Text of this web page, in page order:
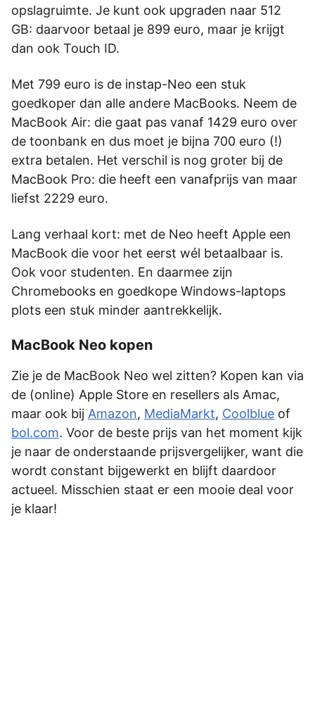
opslagruimte. Je kunt ook upgraden naar 512
GB: daarvoor betaal je 899 euro, maar je krijgt
dan ook Touch ID.
Met 799 euro is de instap-Neo een stuk
goedkoper dan alle andere MacBooks. Neem de
MacBook Air: die gaat pas vanaf 1429 euro over
de toonbank en dus moet je bijna 700 euro (!)
extra betalen. Het verschil is nog groter bij de
MacBook Pro: die heeft een vanafprijs van maar
liefst 2229 euro.
Lang verhaal kort: met de Neo heeft Apple een
MacBook die voor het eerst wél betaalbaar is.
Ook voor studenten. En daarmee zijn
Chromebooks en goedkope Windows-laptops
plots een stuk minder aantrekkelijk.
MacBook Neo kopen
Zie je de MacBook Neo wel zitten? Kopen kan via
de (online) Apple Store en resellers als Amac,
maar ook bij Amazon, MediaMarkt, Coolblue of
bol.com. Voor de beste prijs van het moment kijk
je naar de onderstaande prijsvergelijker, want die
wordt constant bijgewerkt en blijft daardoor
actueel. Misschien staat er een mooie deal voor
je klaar!